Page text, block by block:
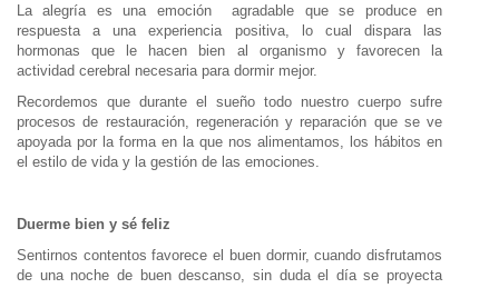
La alegría es una emoción agradable que se produce en
respuesta a una experiencia positiva, lo cual dispara las
hormonas que le hacen bien al organismo y favorecen la
actividad cerebral necesaria para dormir mejor.
Recordemos que durante el sueño todo nuestro cuerpo sufre
procesos de restauración, regeneración y reparación que se ve
apoyada por la forma en la que nos alimentamos, los hábitos en
el estilo de vida y la gestión de las emociones.
Duerme bien y sé feliz
Sentirnos contentos favorece el buen dormir, cuando disfrutamos
de una noche de buen descanso, sin duda el día se proyecta